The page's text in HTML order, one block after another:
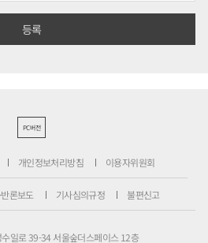
PC버전
개인정보처리방침 이용자위원회
반론보도 기사심의규정 불편신고
일로 39-34 서울숲더스페이스 12층